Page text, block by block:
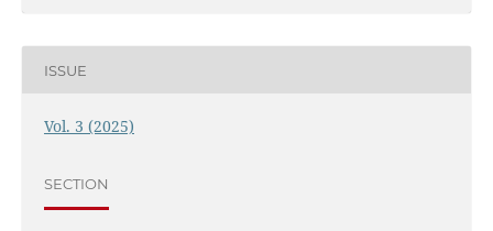
ISSUE
Vol. 3 (2025)
SECTION